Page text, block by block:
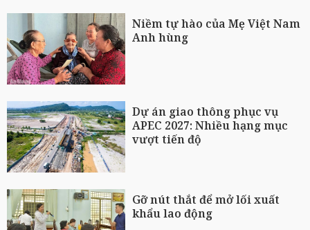
Niềm tự hào của Mẹ Việt Nam
Anh hùng
Dự án giao thông phục vụ
APEC 2027: Nhiều hạng mục
vượt tiến độ
Gỡ nút thắt để mở lối xuất
khẩu lao động